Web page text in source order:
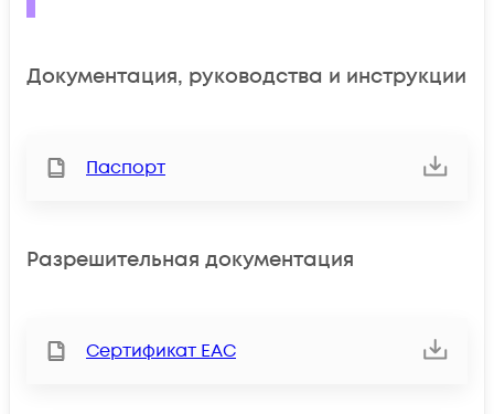
Документация, руководства и инструкции
Паспорт
Разрешительная документация
Сертификат ЕАС